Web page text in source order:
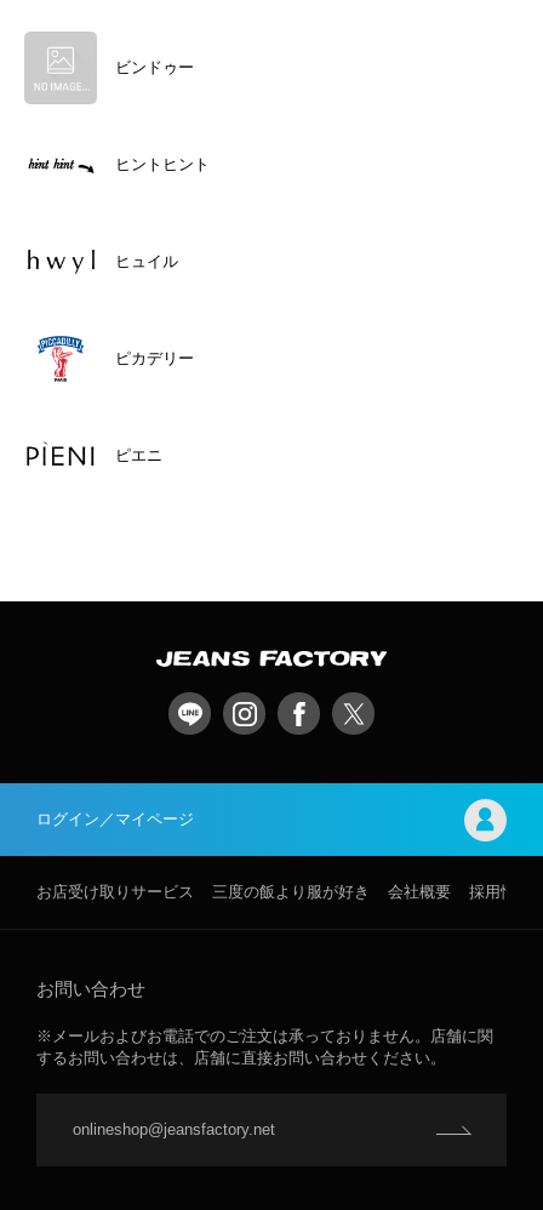
ビンドゥー
ヒントヒント
ヒュイル
ピカデリー
ピエニ
ログイン／マイページ
お店受け取りサービス 三度の飯より服が好き 会社概要 採用情報
お問い合わせ
※メールおよびお電話でのご注文は承っておりません。店舗に関
するお問い合わせは、店舗に直接お問い合わせください。
onlineshop@jeansfactory.net